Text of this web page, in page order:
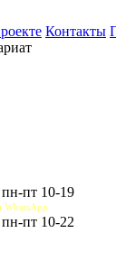
Контакты
пн-пт 10-19
WhatsApp
пн-пт 10-22